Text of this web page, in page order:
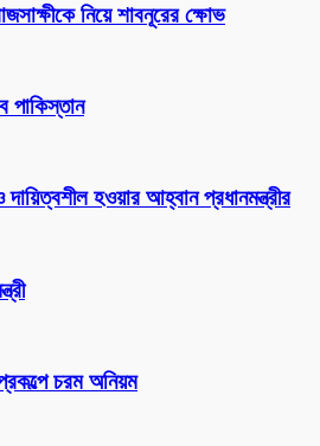
নিয়ে শাবনূরের ক্ষোভ
পাকিস্তান
হওয়ার আহ্বান প্রধানমন্ত্রীর
চরম অনিয়ম